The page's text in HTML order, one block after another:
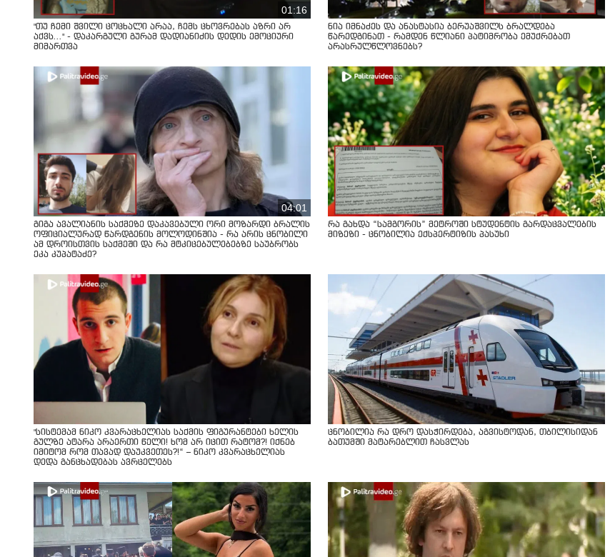
01:16
"თუ ჩემი შვილი ცოცხალი არაა, ჩემს ცხოვრებას აზრი არ
აქვს..." - დაკარგული გურამ დადიანიძის დედის ემოციური
მიმართვა
ნია იმნაძეს და ანასტასია ბერუაშვილს ბრალდება
წარედგინათ - რამდენ წლიანი პატიმრობა ემუქრებათ
არასრულწლოვნებს?
04:01
გიგა ავალიანის საქმეზე დაკავებული ორი მოზარდი ბრალის
ოფიციალურად წარდგენის მოლოდინშია - რა არის ცნობილი
ამ დროისთვის საქმეში და რა მტკიცებულებებზე საუბრობს
ეკა კუპატაძე?
რა გახდა “სამგორის” მეტროში სტუდენტის გარდაცვალების
მიზეზი - ცნობილია ექსპერტიზის პასუხი
"სისტემამ ნიკო კვარაცხელიას საქმის ფიგურანტები ხელის
გულზე ატარა არაერთი წელი! ხომ არ იცით რატომ?! იქნებ
იმიტომ რომ თავად დაუკვეთეს?!“ – ნიკო კვარაცხელიას
დედა განცხადებას ავრცელებს
ცნობილია რა დრო დასჭირდება, აგვისტოდან, თბილისიდან
ბათუმში მატარებლით ჩასვლას